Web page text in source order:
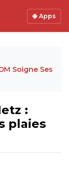
Apps
Soigne Ses
:
plaies